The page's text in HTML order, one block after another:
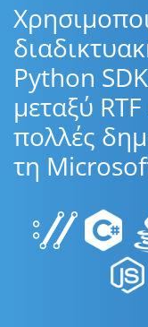
Python
μεταξύ
πολλές
τη